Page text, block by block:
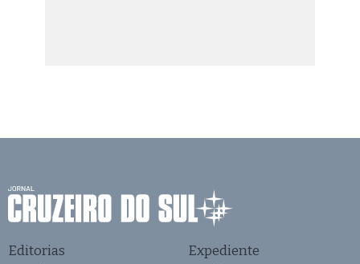
Editorias Expediente